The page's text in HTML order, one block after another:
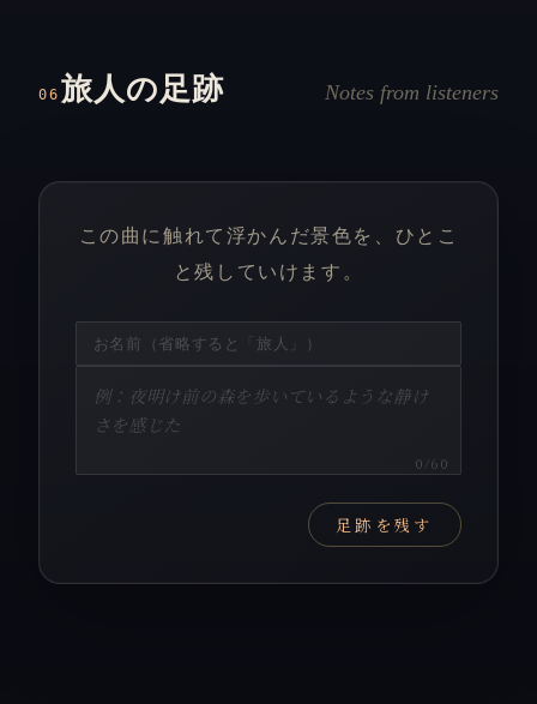
06 旅人の足跡 Notes from listeners
この曲に触れて浮かんだ景色を、ひとこ
と残していけます。
0 /60
足跡を残す